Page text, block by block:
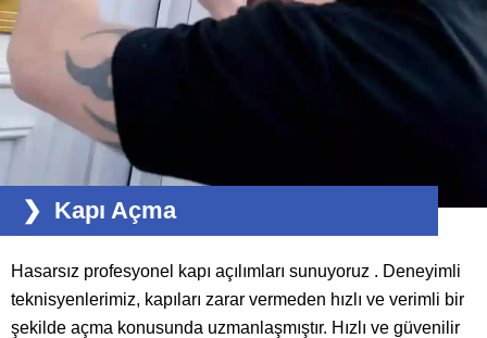
Kapı Açma
Hasarsız profesyonel kapı açılımları sunuyoruz . Deneyimli
teknisyenlerimiz, kapıları zarar vermeden hızlı ve verimli bir
şekilde açma konusunda uzmanlaşmıştır. Hızlı ve güvenilir